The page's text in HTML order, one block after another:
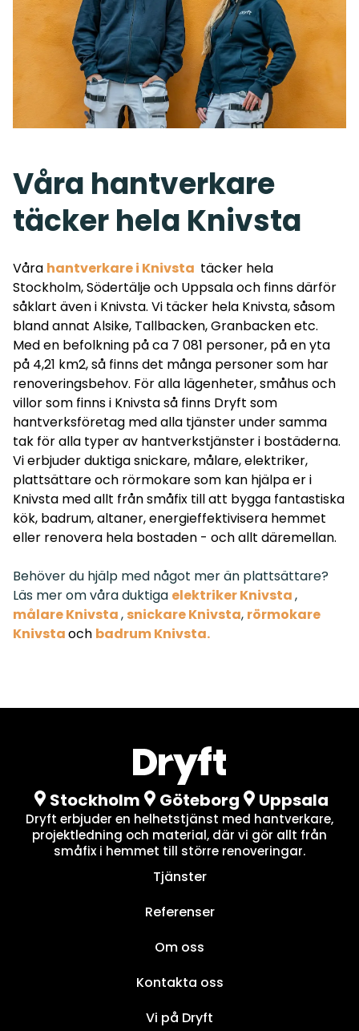
Våra hantverkare
täcker hela Knivsta
Våra hantverkare i Knivsta täcker hela
Stockholm,Södertälje och Uppsala och finns därför
såklart även i Knivsta. Vi täcker hela Knivsta, såsom
bland annat Alsike, Tallbacken, Granbacken etc.
Med en befolkning på ca 7 081 personer, på en yta
på 4,21 km2, så finns det många personer som har
renoveringsbehov. För alla lägenheter, småhus och
villor som finns i Knivsta så finns Dryft som
hantverksföretag med alla tjänster under samma
tak för alla typer av hantverkstjänster i bostäderna.
Vi erbjuder duktiga snickare, målare, elektriker,
plattsättare och rörmokare som kan hjälpa er i
Knivsta med allt från småfix till att bygga fantastiska
kök, badrum, altaner, energieffektivisera hemmet
eller renovera hela bostaden - och allt däremellan.
Behöver du hjälp med något mer än plattsättare?
Läs mer om våra duktiga elektriker Knivsta,
målare Knivsta, snickare Knivsta, rörmokare
Knivstaoch badrum Knivsta.
Stockholm Göteborg Uppsala
Dryft erbjuder en helhetstjänst med hantverkare,
projektledning och material, där vi gör allt från
småfix i hemmet till större renoveringar.
Tjänster
Referenser
Om oss
Kontakta oss
Vi på Dryft